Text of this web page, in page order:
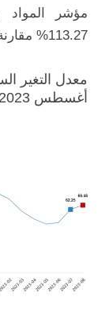
113.27% مقارنة بالعام السابق.
معدل التغير
أغسطس 2023